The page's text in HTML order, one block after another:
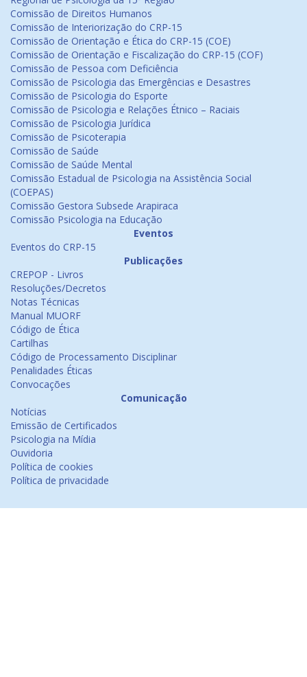
Comissão de Direitos Humanos
Comissão de Interiorização do CRP-15
Comissão de Orientação e Ética do CRP-15 (COE)
Comissão de Orientação e Fiscalização do CRP-15 (COF)
Comissão de Pessoa com Deficiência
Comissão de Psicologia das Emergências e Desastres
Comissão de Psicologia do Esporte
Comissão de Psicologia e Relações Étnico – Raciais
Comissão de Psicologia Jurídica
Comissão de Psicoterapia
Comissão de Saúde
Comissão de Saúde Mental
Comissão Estadual de Psicologia na Assistência Social
(COEPAS)
Comissão Gestora Subsede Arapiraca
Comissão Psicologia na Educação
Eventos
Eventos do CRP-15
Publicações
CREPOP - Livros
Resoluções/Decretos
Notas Técnicas
Manual MUORF
Código de Ética
Cartilhas
Código de Processamento Disciplinar
Penalidades Éticas
Convocações
Comunicação
Notícias
Emissão de Certificados
Psicologia na Mídia
Ouvidoria
Política de cookies
Política de privacidade